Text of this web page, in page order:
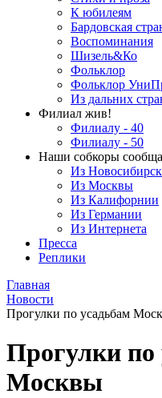
К юбилеям
Бардовская
Воспоминания
Шизель&Ко
Фольклор
Фольклор
Из дальних
Филиал жив!
Филиалу - 40
Филиалу - 50
Наши собкоры
Из
Из Москвы
Из Калифорнии
Из Германии
Из Интернета
Пресса
Реплики
Главная
Новости
Прогулки по усадьбам
Прогулки по
Москвы